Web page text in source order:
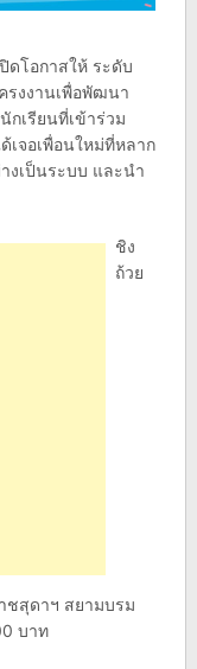
ดโอกาสให้ ระดับ
รงงานเพื่อพัฒนา
เรียนที่เข้าร่วม
เจอเพื่อนใหม่ที่หลาก
งเป็นระบบ และนำ
ชิง
ถ้วย
ชสุดาฯ สยามบรม
บาท